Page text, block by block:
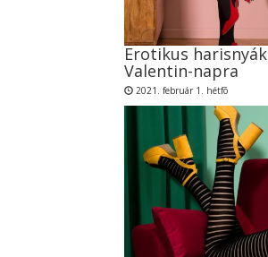
Erotikus harisnyák
Valentin-napra
2021. február 1. hétfõ